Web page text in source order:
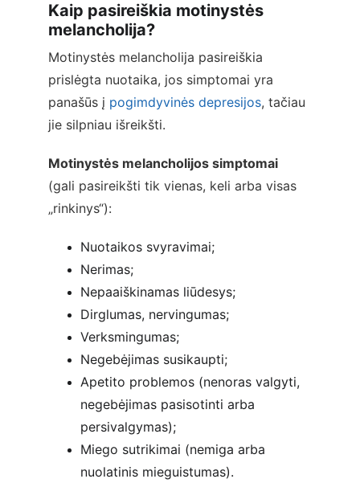
Kaip pasireiškia motinystės
melancholija?
Motinystės melancholija pasireiškia
prislėgta nuotaika, jos simptomai yra
panašūs į pogimdyvinės depresijos, tačiau
jie silpniau išreikšti.
Motinystės melancholijos simptomai
(gali pasireikšti tik vienas, keli arba visas
„rinkinys“):
Nuotaikos svyravimai;
Nerimas;
Nepaaiškinamas liūdesys;
Dirglumas, nervingumas;
Verksmingumas;
Negebėjimas susikaupti;
Apetito problemos (nenoras valgyti,
negebėjimas pasisotinti arba
persivalgymas);
Miego sutrikimai (nemiga arba
nuolatinis mieguistumas).